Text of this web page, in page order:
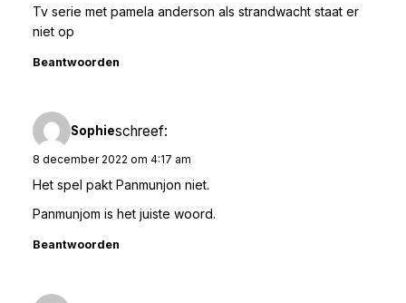
Tv serie met pamela anderson als strandwacht staat er
niet op
Beantwoorden
Sophieschreef:
8 december 2022 om 4:17 am
Het spel pakt Panmunjon niet.
Panmunjom is het juiste woord.
Beantwoorden